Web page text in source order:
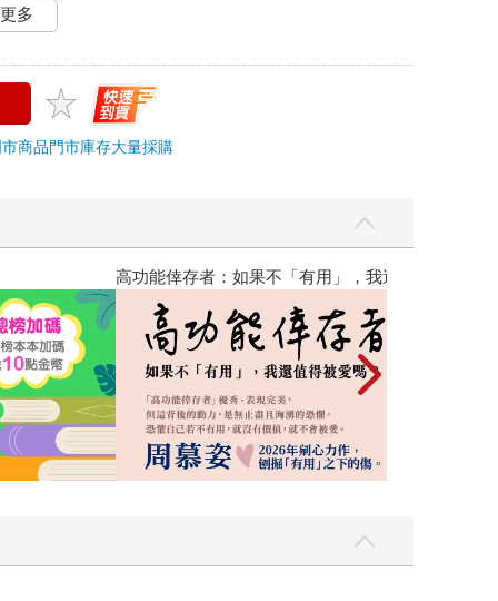
多
商品門市庫存大量採購
還值得被愛嗎？（限量作者親簽版） 2026年8月金石